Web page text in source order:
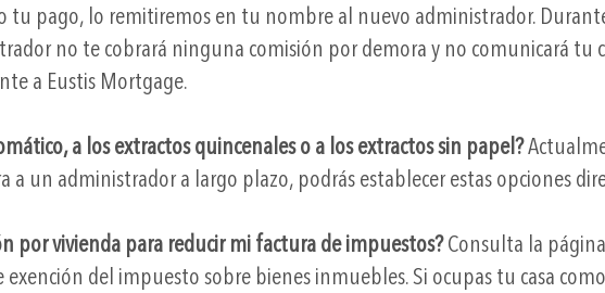
tu pago, lo remitiremos en tu nombre al nuevo administrador.
no te cobrará ninguna comisión por demora y no comunicará tu
a Eustis Mortgage.
a los extractos quincenales o a los extractos sin papel?
a un administrador a largo plazo, podrás establecer estas opciones
por vivienda para reducir mi factura de impuestos?Consulta la
del impuesto sobre bienes inmuebles. Si ocupas tu casa